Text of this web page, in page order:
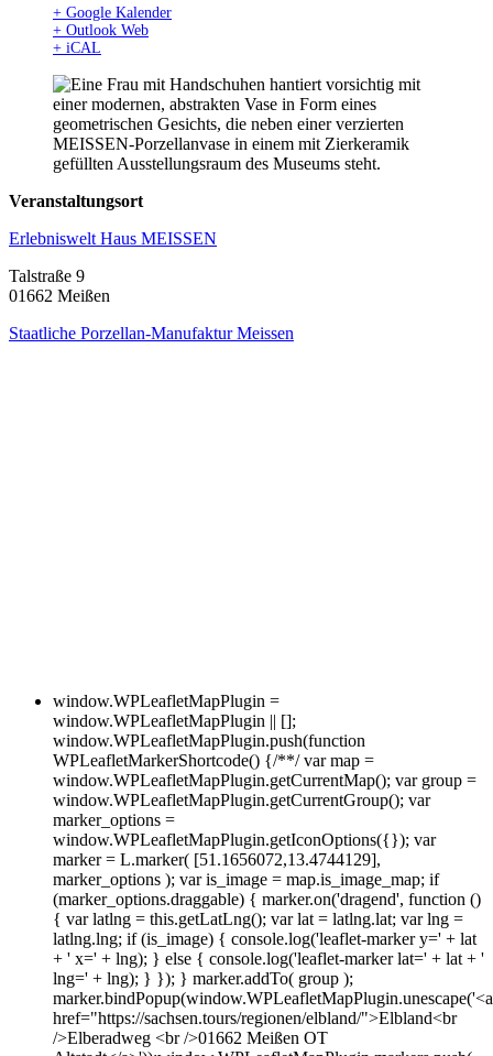
+ Google Kalender
+ Outlook Web
+ iCAL
Veranstaltungsort
Erlebniswelt Haus MEISSEN
Talstraße 9
01662 Meißen
Staatliche Porzellan-Manufaktur Meissen
window.WPLeafletMapPlugin =
window.WPLeafletMapPlugin || [];
window.WPLeafletMapPlugin.push(function
WPLeafletMarkerShortcode() {/**/ var map =
window.WPLeafletMapPlugin.getCurrentMap(); var group =
window.WPLeafletMapPlugin.getCurrentGroup(); var
marker_options =
window.WPLeafletMapPlugin.getIconOptions({}); var
marker = L.marker( [51.1656072,13.4744129],
marker_options ); var is_image = map.is_image_map; if
(marker_options.draggable) { marker.on('dragend', function ()
{ var latlng = this.getLatLng(); var lat = latlng.lat; var lng =
latlng.lng; if (is_image) { console.log('leaflet-marker y=' + lat
+ ' x=' + lng); } else { console.log('leaflet-marker lat=' + lat + '
lng=' + lng); } }); } marker.addTo( group );
marker.bindPopup(window.WPLeafletMapPlugin.unescape('<a
href="https://sachsen.tours/regionen/elbland/">Elbland<br
/>Elberadweg <br />01662 Meißen OT